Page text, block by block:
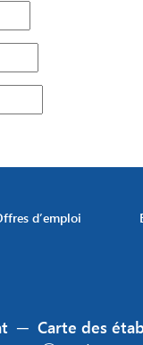
d’emploi
─ Carte des